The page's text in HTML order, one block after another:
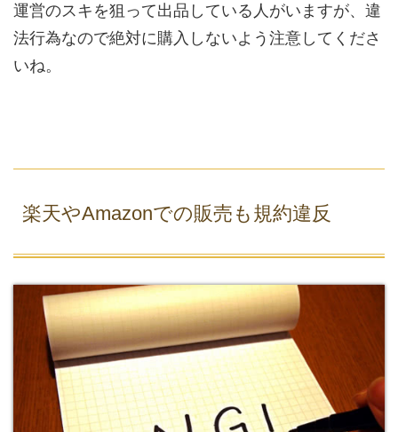
運営のスキを狙って出品している人がいますが、違
法行為なので絶対に購入しないよう注意してくださ
いね。
楽天やAmazonでの販売も規約違反